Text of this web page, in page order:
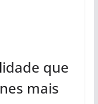
que
mais